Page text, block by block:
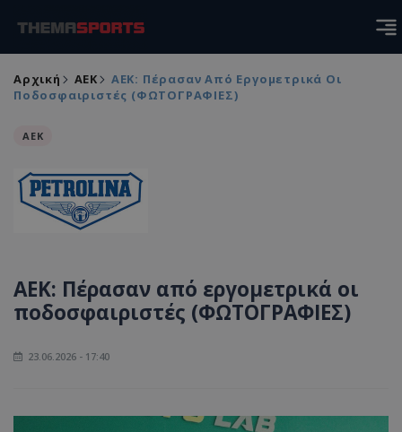
Αρχική ΑEK
ΑΕΚ: Πέρασαν Από Εργομετρικά Οι
Ποδοσφαιριστές (ΦΩΤΟΓΡΑΦΙΕΣ)
ΑEK
ΑΕΚ: Πέρασαν από εργομετρικά οι
ποδοσφαιριστές (ΦΩΤΟΓΡΑΦΙΕΣ)
23.06.2026 - 17:40